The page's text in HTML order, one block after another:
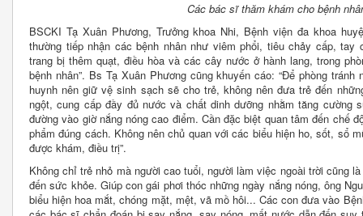
Các bác sĩ thăm khám cho bệnh
BSCKI Tạ Xuân Phương, Trưởng khoa Nhi, Bệnh viện đa khoa
thường tiếp nhận các bệnh nhân như viêm phổi, tiêu chảy cấp,
trang bị thêm quạt, điều hòa và các cây nước ở hành lang, trong
bệnh nhân”. Bs Tạ Xuân Phương cũng khuyến cáo: “Để phòng
huynh nên giữ vệ sinh sạch sẽ cho trẻ, không nên đưa trẻ đến
ngột, cung cấp đầy đủ nước và chất dinh dưỡng nhằm tăng cường
đường vào giờ nắng nóng cao điểm. Cần đặc biệt quan tâm đến chế
phẩm đúng cách. Không nên chủ quan với các biểu hiện ho, sốt, sổ
được khám, điều trị”.
Không chỉ trẻ nhỏ mà người cao tuổi, người làm việc ngoài trời cũng
đến sức khỏe. Giúp con gái phơi thóc những ngày nắng nóng, ông
biểu hiện hoa mắt, chóng mặt, mệt, vã mồ hôi... Các con đưa vào